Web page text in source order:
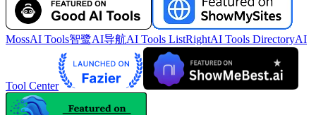
MossAI Tools智鹭AI导航AI Tools ListRightAI Tools DirectoryAI
Tool Center